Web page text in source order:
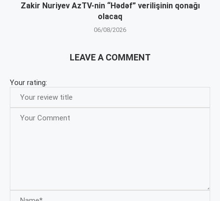
Zakir Nuriyev AzTV-nin “Hədəf” verilişinin qonağı
olacaq
06/08/2026
LEAVE A COMMENT
Your rating: